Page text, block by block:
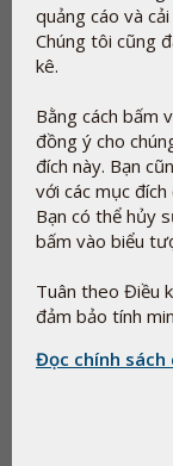
quảng cáo và
Chúng tôi cũng
kê.
Bằng cách bấm
đồng ý cho
đích này. Bạn
với các mục đích
Bạn có thể hủy
bấm vào biểu
Tuân theo Điều
đảm bảo tính
Đọc chính